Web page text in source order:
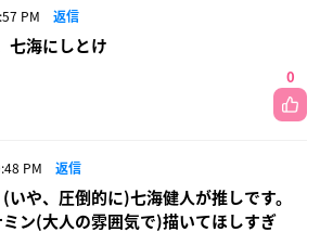
PM 返信
七海にしとけ
0
PM 返信
いや、圧倒的に)七海健人が推しです。
ン(大人の雰囲気で)描いてほしすぎ